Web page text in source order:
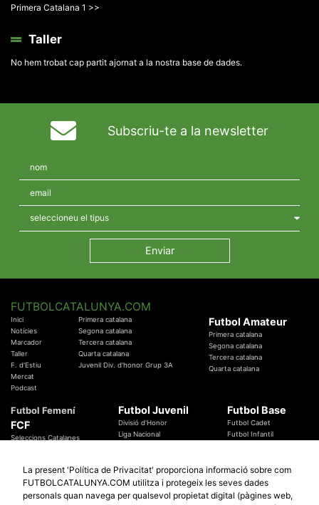
Primera Catalana 1 >>
Taller
No hem trobat cap partit ajornat a la nostra base de dades.
Subscriu-te a la newsletter
FUTBOLCATALUNYA.COM
Inici
Notícies
Marcador
Taller
F. d'Estiu
Mercat
Podcast
Primera catalana
Segona catalana
Tercera catalana
Quarta catalana
Juvenil Div. d'honor Grup 3A
Futbol Amateur
Primera catalana
Segona catalana
Tercera catalana
Quarta catalana
Futbol Femení
FCF
Seleccions Catalanes
Temes Federatius
Futbol Juvenil
Divisió d'Honor
Liga Nacional
Futbol Base
Futbol Cadet
Futbol Infantil
Futbol Catalunya Especials
La present 'Política de Privacitat' proporciona informació sobre com
FUTBOLCATALUNYA.COM utilitza i protegeix les seves dades
personals quan navega per qualsevol propietat digital (pàgines web,